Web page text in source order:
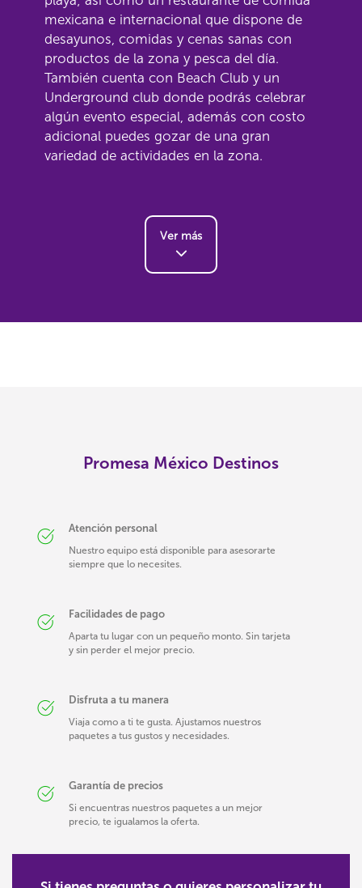
mexicana e internacional que dispone de
desayunos, comidas y cenas sanas con
productos de la zona y pesca del día.
También cuenta con Beach Club y un
Underground club donde podrás celebrar
algún evento especial, además con costo
adicional puedes gozar de una gran
variedad de actividades en la zona.
Ver más
Promesa México Destinos
Atención personal
Nuestro equipo está disponible para asesorarte
siempre que lo necesites.
Facilidades de pago
Aparta tu lugar con un pequeño monto. Sin tarjeta
y sin perder el mejor precio.
Disfruta a tu manera
Viaja como a ti te gusta. Ajustamos nuestros
paquetes a tus gustos y necesidades.
Garantía de precios
Si encuentras nuestros paquetes a un mejor
precio, te igualamos la oferta.